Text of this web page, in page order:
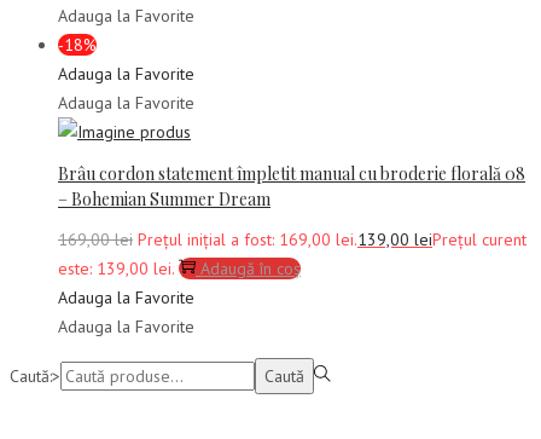
Adauga la Favorite
-18%
Adauga la Favorite
Adauga la Favorite
Brâu cordon statement împletit manual cu broderie florală 08
– Bohemian Summer Dream
169,00lei Prețul inițial a fost: 169,00 lei.139,00 leiPrețul curent
este: 139,00 lei.
Adaugă în coș
Adauga la Favorite
Adauga la Favorite
Caută:> Caută